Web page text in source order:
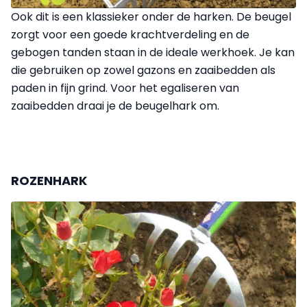
Ook dit is een klassieker onder de harken. De beugel
zorgt voor een goede krachtverdeling en de
gebogen tanden staan in de ideale werkhoek. Je kan
die gebruiken op zowel gazons en zaaibedden als
paden in fijn grind. Voor het egaliseren van
zaaibedden draai je de beugelhark om.
ROZENHARK